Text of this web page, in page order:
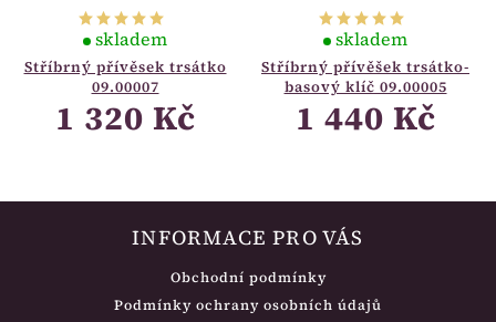
Stříbrný přívěsek trsátko
09.00007
skladem
1 320 Kč
Stříbrný přívěšek trsátko-
basový klíč 09.00005
skladem
1 440 Kč
INFORMACE PRO VÁS
Obchodní podmínky
Podmínky ochrany osobních údajů